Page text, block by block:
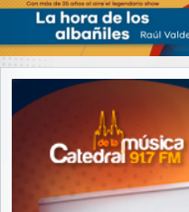
Candela 91.1 FM y
Candela 97.7 FM